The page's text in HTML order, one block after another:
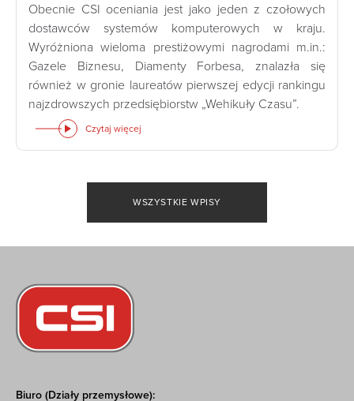
Obecnie CSI oceniania jest jako jeden z czołowych
dostawców systemów komputerowych w kraju.
Wyróżniona wieloma prestiżowymi nagrodami m.in.:
Gazele Biznesu, Diamenty Forbesa, znalazła się
również w gronie laureatów pierwszej edycji rankingu
najzdrowszych przedsiębiorstw „Wehikuły Czasu”.
Czytaj więcej
WSZYSTKIE WPISY
Biuro (Działy przemysłowe):